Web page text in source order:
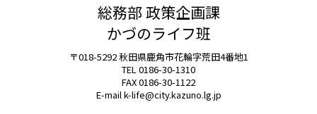
総務部 政策企画課
かづのライフ班
〒018-5292 秋田県鹿角市花輪字荒田4番地1
TEL 0186-30-1310
FAX 0186-30-1122
E-mail k-life@city.kazuno.lg.jp